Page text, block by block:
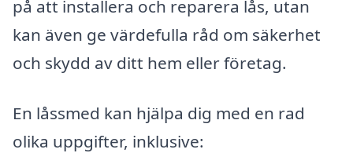
på att installera och reparera lås, utan
kan även ge värdefulla råd om säkerhet
och skydd av ditt hem eller företag.
En låssmed kan hjälpa dig med en rad
olika uppgifter, inklusive: